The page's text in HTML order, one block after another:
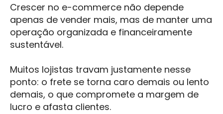
Crescer no e-commerce não depende
apenas de vender mais, mas de manter uma
operação organizada e financeiramente
sustentável.
Muitos lojistas travam justamente nesse
ponto: o frete se torna caro demais ou lento
demais, o que compromete a margem de
lucro e afasta clientes.